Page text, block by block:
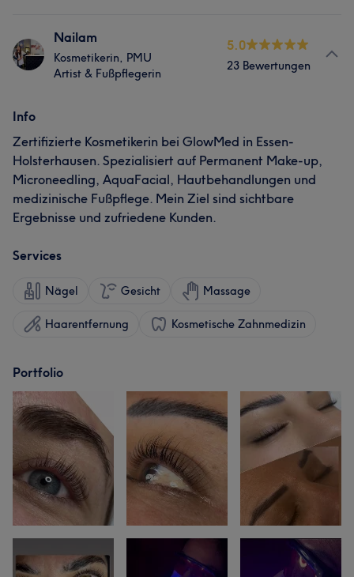
Nailam
Kosmetikerin, PMU
Artist & Fußpflegerin
5.0
23 Bewertungen
Info
Zertifizierte Kosmetikerin bei GlowMed in Essen-
Holsterhausen. Spezialisiert auf Permanent Make-up,
Microneedling, AquaFacial, Hautbehandlungen und
medizinische Fußpflege. Mein Ziel sind sichtbare
Ergebnisse und zufriedene Kunden.
Services
Nägel Gesicht Massage
Haarentfernung Kosmetische Zahnmedizin
Portfolio